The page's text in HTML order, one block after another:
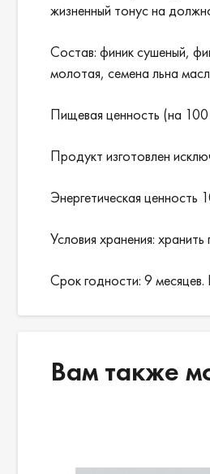
жизненный тонус на
Состав: финик сушеный,
молотая, семена льна
Пищевая ценность (на
Продукт изготовлен
Энергетическая
Условия хранения:
Срок годности: 9 месяцев.
Вам также